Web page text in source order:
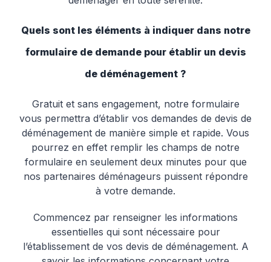
Quels sont les éléments à indiquer dans notre
formulaire de demande pour établir un devis
de déménagement ?
Gratuit et sans engagement, notre formulaire
vous permettra d’établir vos demandes de devis de
déménagement de manière simple et rapide. Vous
pourrez en effet remplir les champs de notre
formulaire en seulement deux minutes pour que
nos partenaires déménageurs puissent répondre
à votre demande.
Commencez par renseigner les informations
essentielles qui sont nécessaire pour
l’établissement de vos devis de déménagement. A